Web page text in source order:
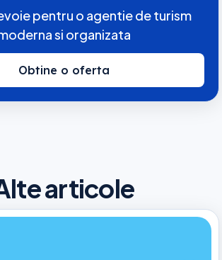
pentru o agentie de turism
si organizata
Obtine o oferta
articole